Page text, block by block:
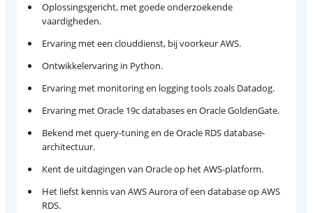
Oplossingsgericht, met goede onderzoekende
vaardigheden.
Ervaring met een clouddienst, bij voorkeur AWS.
Ontwikkelervaring in Python.
Ervaring met monitoring en logging tools zoals Datadog.
Ervaring met Oracle 19c databases en Oracle GoldenGate.
Bekend met query-tuning en de Oracle RDS database-
architectuur.
Kent de uitdagingen van Oracle op het AWS-platform.
Het liefst kennis van AWS Aurora of een database op AWS
RDS.